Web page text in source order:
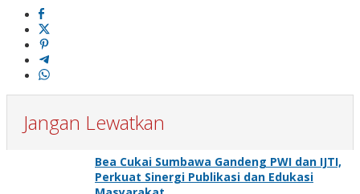
Jangan Lewatkan
Bea Cukai Sumbawa Gandeng PWI dan IJTI,
Perkuat Sinergi Publikasi dan Edukasi